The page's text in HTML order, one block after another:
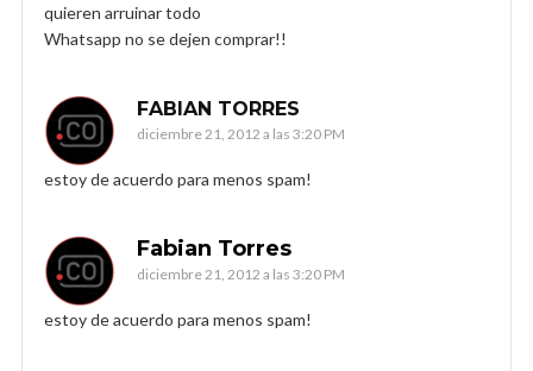
quieren arruinar todo
Whatsapp no se dejen comprar!!
FABIAN TORRES
diciembre 21, 2012 a las 3:20 PM
estoy de acuerdo para menos spam!
Fabian Torres
diciembre 21, 2012 a las 3:20 PM
estoy de acuerdo para menos spam!